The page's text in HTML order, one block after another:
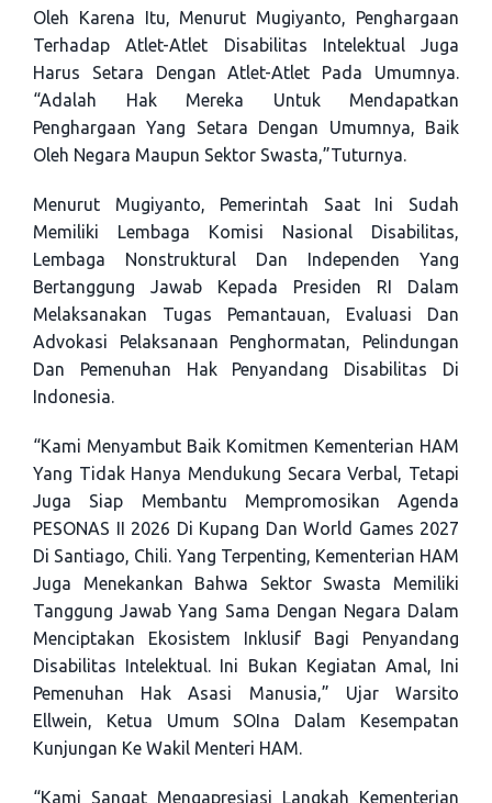
Oleh Karena Itu, Menurut Mugiyanto, Penghargaan
Terhadap Atlet-Atlet Disabilitas Intelektual Juga
Harus Setara Dengan Atlet-Atlet Pada Umumnya.
“Adalah Hak Mereka Untuk Mendapatkan
Penghargaan Yang Setara Dengan Umumnya, Baik
Oleh Negara Maupun Sektor Swasta,”tuturnya.
Menurut Mugiyanto, Pemerintah Saat Ini Sudah
Memiliki Lembaga Komisi Nasional Disabilitas,
Lembaga Nonstruktural Dan Independen Yang
Bertanggung Jawab Kepada Presiden RI Dalam
Melaksanakan Tugas Pemantauan, Evaluasi Dan
Advokasi Pelaksanaan Penghormatan, Pelindungan
Dan Pemenuhan Hak Penyandang Disabilitas Di
Indonesia.
“Kami Menyambut Baik Komitmen Kementerian HAM
Yang Tidak Hanya Mendukung Secara Verbal, Tetapi
Juga Siap Membantu Mempromosikan Agenda
PESONAS II 2026 Di Kupang Dan World Games 2027
Di Santiago, Chili. Yang Terpenting, Kementerian HAM
Juga Menekankan Bahwa Sektor Swasta Memiliki
Tanggung Jawab Yang Sama Dengan Negara Dalam
Menciptakan Ekosistem Inklusif Bagi Penyandang
Disabilitas Intelektual. Ini Bukan Kegiatan Amal, Ini
Pemenuhan Hak Asasi Manusia,” Ujar Warsito
Ellwein, Ketua Umum SOIna Dalam Kesempatan
Kunjungan Ke Wakil Menteri HAM.
“Kami Sangat Mengapresiasi Langkah Kementerian